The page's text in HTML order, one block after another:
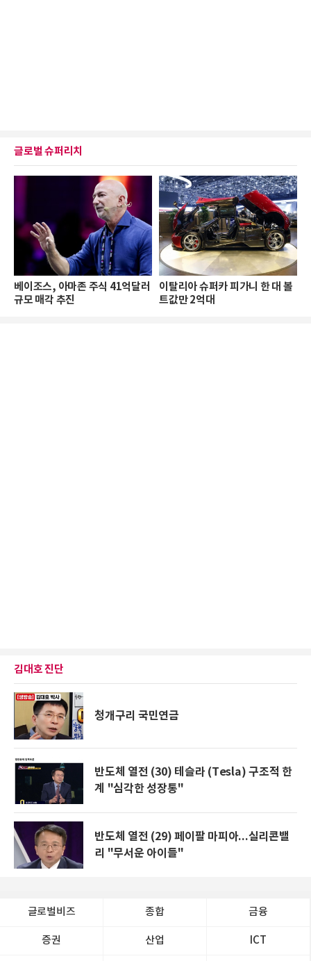
글로벌 슈퍼리치
베이조스, 아마존 주식 41억달러
규모 매각 추진
이탈리아 슈퍼카 피가니 한 대 볼
트값만 2억대
김대호 진단
청개구리 국민연금
반도체 열전 (30) 테슬라 (Tesla) 구조적 한
계 "심각한 성장통"
반도체 열전 (29) 페이팔 마피아...실리콘밸
리 "무서운 아이들"
글로벌비즈 종합 금융
증권 산업 ICT